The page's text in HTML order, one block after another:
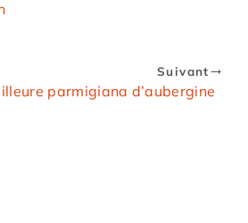
Suivant
parmigiana d’aubergine